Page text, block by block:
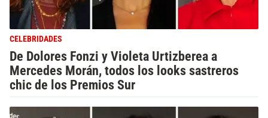
CELEBRIDADES
De Dolores Fonzi y Violeta Urtizberea a
Mercedes Morán, todos los looks sastreros
chic de los Premios Sur